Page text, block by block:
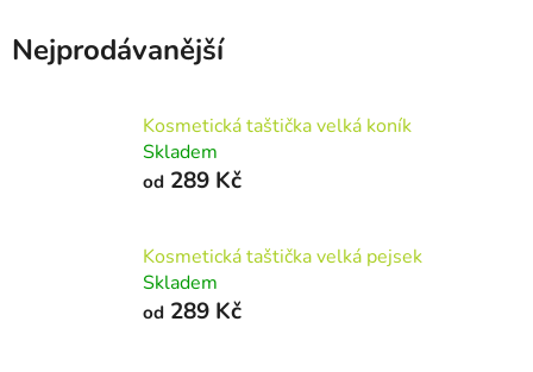
Nejprodávanější
Kosmetická taštička velká koník
Skladem
od 289 Kč
Kosmetická taštička velká pejsek
Skladem
od 289 Kč